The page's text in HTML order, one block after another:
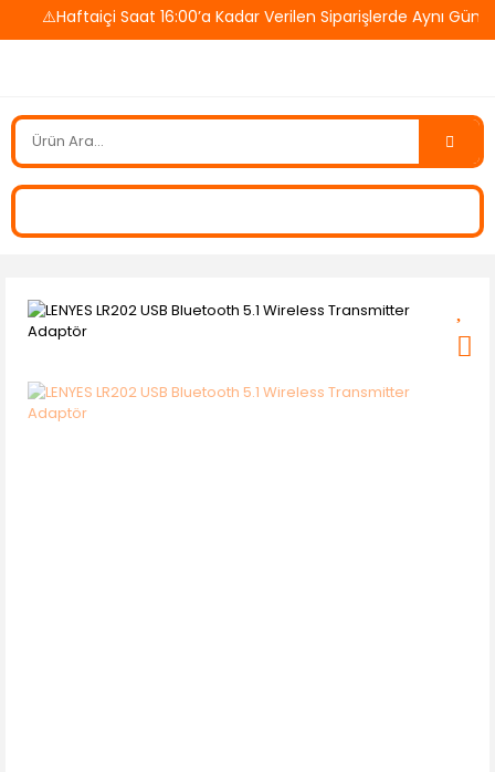
⚠️Haftaiçi Saat 16:00’a Kadar Verilen Siparişlerde Aynı Gün